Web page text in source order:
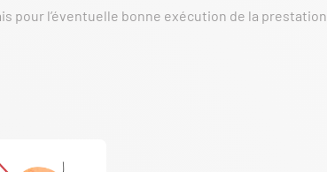
pour l’éventuelle bonne exécution de la prestation